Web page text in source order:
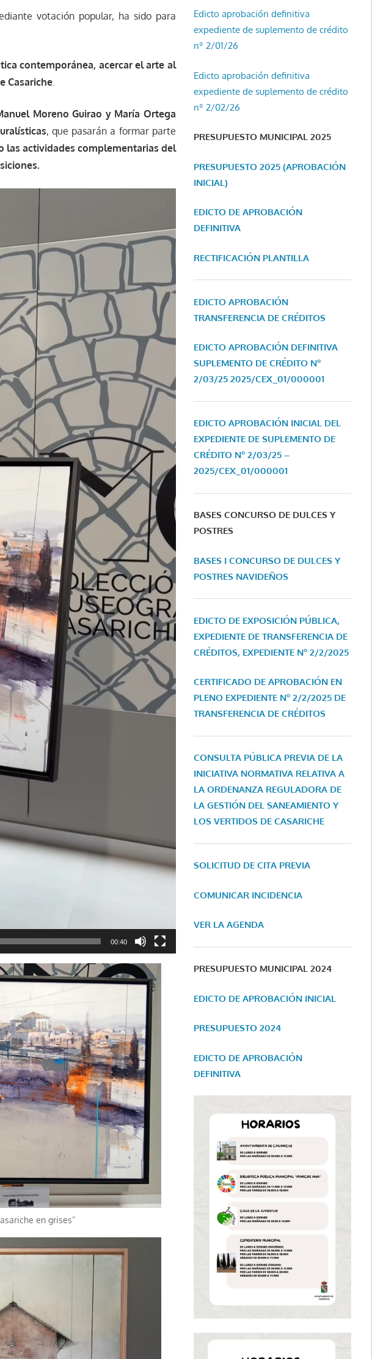
votación popular, ha sido para
contemporánea, acercar el arte al
Casariche.
Moreno Guirao y María Ortega
, que pasarán a formar parte
las actividades complementarias del
00:40
en grises”
Edicto aprobación definitiva
expediente de suplemento de crédito
nº 2/01/26
Edicto aprobación definitiva
expediente de suplemento de crédito
nº 2/02/26
PRESUPUESTO MUNICIPAL 2025
PRESUPUESTO 2025 (APROBACIÓN
INICIAL)
EDICTO DE APROBACIÓN
DEFINITIVA
RECTIFICACIÓN PLANTILLA
EDICTO APROBACIÓN
TRANSFERENCIA DE CRÉDITOS
EDICTO APROBACIÓN DEFINITIVA
SUPLEMENTO DE CRÉDITO Nº
2/03/25 2025/CEX_01/000001
EDICTO APROBACIÓN INICIAL DEL
EXPEDIENTE DE SUPLEMENTO DE
CRÉDITO Nº 2/03/25 –
2025/CEX_01/000001
BASES CONCURSO DE DULCES Y
POSTRES
BASES I CONCURSO DE DULCES Y
POSTRES NAVIDEÑOS
EDICTO DE EXPOSICIÓN PÚBLICA,
EXPEDIENTE DE TRANSFERENCIA DE
CRÉDITOS, EXPEDIENTE Nº 2/2/2025
CERTIFICADO DE APROBACIÓN EN
PLENO EXPEDIENTE Nº 2/2/2025 DE
TRANSFERENCIA DE CRÉDITOS
CONSULTA PÚBLICA PREVIA DE LA
INICIATIVA NORMATIVA RELATIVA A
LA ORDENANZA REGULADORA DE
LA GESTIÓN DEL SANEAMIENTO Y
LOS VERTIDOS DE CASARICHE
SOLICITUD DE CITA PREVIA
COMUNICAR INCIDENCIA
VER LA AGENDA
PRESUPUESTO MUNICIPAL 2024
EDICTO DE APROBACIÓN INICIAL
PRESUPUESTO 2024
EDICTO DE APROBACIÓN
DEFINITIVA